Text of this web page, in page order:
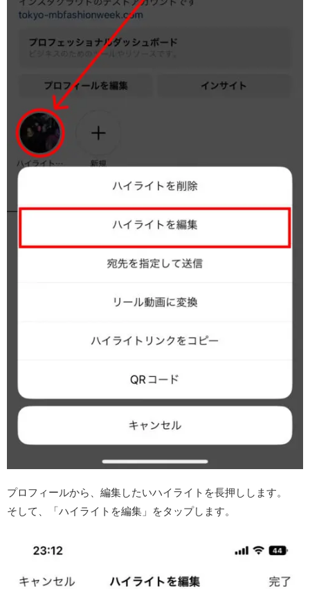
プロフィールから、編集したいハイライトを長押しします。
そして、「ハイライトを編集」をタップします。